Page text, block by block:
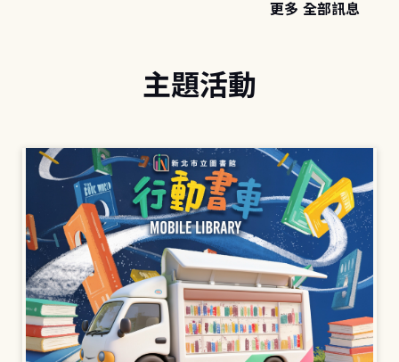
更多 全部訊息
主題活動